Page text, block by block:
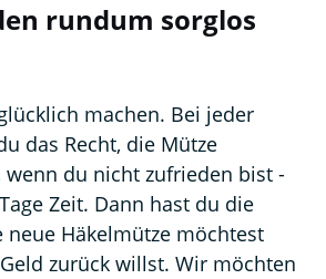
rundum sorglos
machen. Bei jeder
das Recht, die Mütze
wenn du nicht zufrieden bist -
Zeit. Dann hast du die
neue Häkelmütze möchtest
zurück willst. Wir möchten